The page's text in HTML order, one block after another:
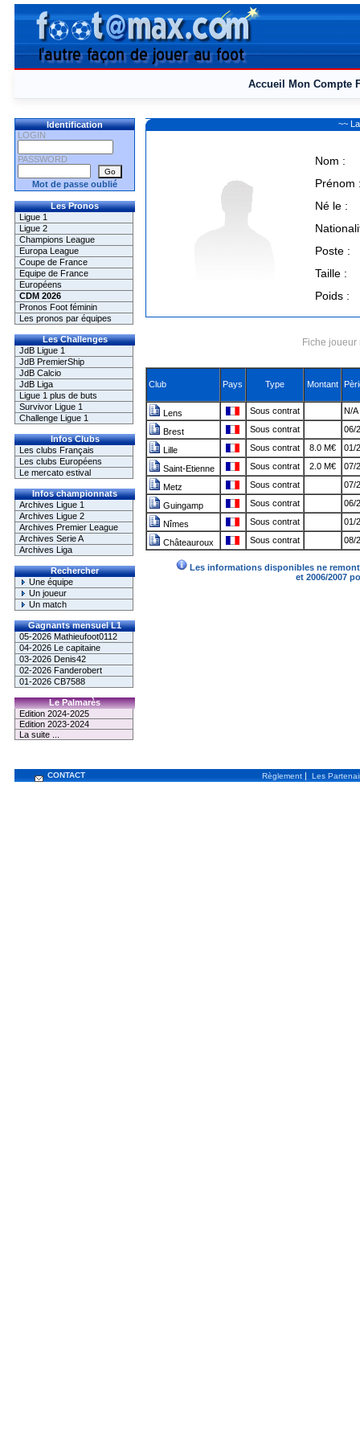
Accueil Mon Compte
Identification
LOGIN
PASSWORD
Mot de passe oublié
Les Pronos
Ligue 1
Ligue 2
Champions League
Europa League
Coupe de France
Equipe de France
Européens
CDM 2026
Pronos Foot féminin
Les pronos par équipes
Les Challenges
JdB Ligue 1
JdB PremierShip
JdB Calcio
JdB Liga
Ligue 1 plus de buts
Survivor Ligue 1
Challenge Ligue 1
Infos Clubs
Les clubs Français
Les clubs Européens
Le mercato estival
Infos championnats
Archives Ligue 1
Archives Ligue 2
Archives Premier League
Archives Serie A
Archives Liga
Rechercher
Une équipe
Un joueur
Un match
Gagnants mensuel L1
05-2026 Mathieufoot0112
04-2026 Le capitaine
03-2026 Denis42
02-2026 Fanderobert
01-2026 CB7588
Le Palmarès
Edition 2024-2025
Edition 2023-2024
La suite ...
~~
Nom :
Prénom
Né le :
Poste :
Taille :
Poids :
Fiche
Club Pays Type Montant
Lens Sous contrat N/A
Brest Sous contrat 06/
Lille Sous contrat 8.0 M€ 01/
Saint-Etienne Sous contrat 2.0 M€ 07/
Metz Sous contrat 07/
Guingamp Sous contrat 06/
Nîmes Sous contrat 01/
Châteauroux Sous contrat 08/
Les informations disponibles ne
et 2006/2007
CONTACT Règlement | Les